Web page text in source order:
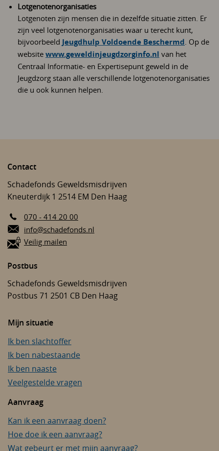
Lotgenotenorganisaties
Lotgenoten zijn mensen die in dezelfde situatie zitten. Er
zijn veel lotgenotenorganisaties waar u terecht kunt,
bijvoorbeeld Jeugdhulp Voldoende Beschermd. Op de
website www.geweldinjeugdzorginfo.nl van het
Centraal Informatie- en Expertisepunt geweld in de
Jeugdzorg staan alle verschillende lotgenotenorganisaties
die u ook kunnen helpen.
Contact
Schadefonds Geweldsmisdrijven
Kneuterdijk 1 2514 EM Den Haag
070 - 414 20 00
E-mail:
info@schadefonds.nl
Veilig mailen
Postbus
Schadefonds Geweldsmisdrijven
Postbus 71 2501 CB Den Haag
Mijn situatie
Ik ben slachtoffer
Ik ben nabestaande
Ik ben naaste
Veelgestelde vragen
Aanvraag
Kan ik een aanvraag doen?
Hoe doe ik een aanvraag?
Wat gebeurt er met mijn aanvraag?